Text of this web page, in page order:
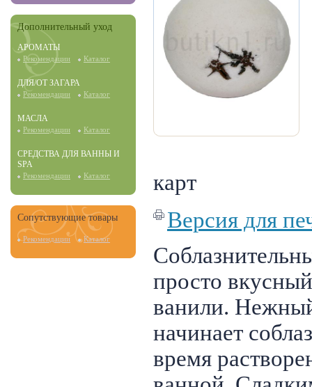
Дополнительный уход
АРОМАТЫ
Рекомендации Каталог
ДЛЯ/ОТ ЗАГАРА
Рекомендации Каталог
МАСЛА
Рекомендации Каталог
СРЕДСТВА ДЛЯ ВАННЫ И
SPA
Рекомендации Каталог
Сопутствующие товары
Рекомендации Каталог
карт
Версия для
просто
ванили.
начинает
время